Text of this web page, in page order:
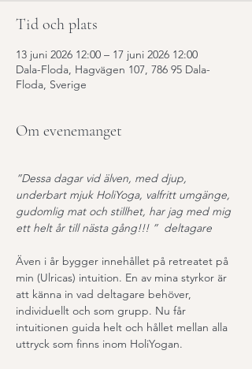
Tid och plats
13 juni 2026 12:00 – 17 juni 2026 12:00
Dala-Floda, Hagvägen 107, 786 95 Dala-
Floda, Sverige
Om evenemanget
”Dessa dagar vid älven, med djup,
underbart mjuk HoliYoga, valfritt umgänge,
gudomlig mat och stillhet, har jag med mig
ett helt år till nästa gång!!! ”  deltagare
Även i år bygger innehållet på retreatet på
min (Ulricas) intuition. En av mina styrkor är
att känna in vad deltagare behöver,
individuellt och som grupp. Nu får
intuitionen guida helt och hållet mellan alla
uttryck som finns inom HoliYogan.